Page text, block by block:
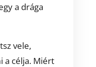
a drága
vele,
a célja. Miért